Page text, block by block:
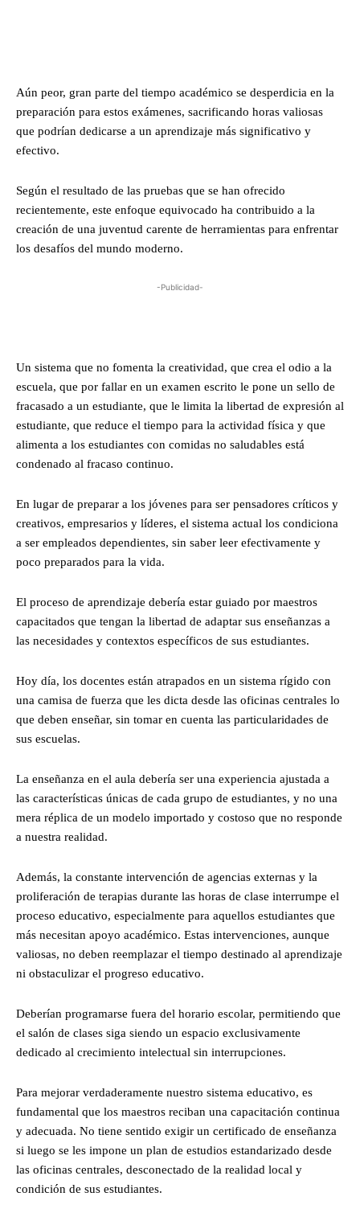
Aún peor, gran parte del tiempo académico se desperdicia en la
preparación para estos exámenes, sacrificando horas valiosas
que podrían dedicarse a un aprendizaje más significativo y
efectivo.
Según el resultado de las pruebas que se han ofrecido
recientemente, este enfoque equivocado ha contribuido a la
creación de una juventud carente de herramientas para enfrentar
los desafíos del mundo moderno.
-Publicidad-
Un sistema que no fomenta la creatividad, que crea el odio a la
escuela, que por fallar en un examen escrito le pone un sello de
fracasado a un estudiante, que le limita la libertad de expresión al
estudiante, que reduce el tiempo para la actividad física y que
alimenta a los estudiantes con comidas no saludables está
condenado al fracaso continuo.
En lugar de preparar a los jóvenes para ser pensadores críticos y
creativos, empresarios y líderes, el sistema actual los condiciona
a ser empleados dependientes, sin saber leer efectivamente y
poco preparados para la vida.
El proceso de aprendizaje debería estar guiado por maestros
capacitados que tengan la libertad de adaptar sus enseñanzas a
las necesidades y contextos específicos de sus estudiantes.
Hoy día, los docentes están atrapados en un sistema rígido con
una camisa de fuerza que les dicta desde las oficinas centrales lo
que deben enseñar, sin tomar en cuenta las particularidades de
sus escuelas.
La enseñanza en el aula debería ser una experiencia ajustada a
las características únicas de cada grupo de estudiantes, y no una
mera réplica de un modelo importado y costoso que no responde
a nuestra realidad.
Además, la constante intervención de agencias externas y la
proliferación de terapias durante las horas de clase interrumpe el
proceso educativo, especialmente para aquellos estudiantes que
más necesitan apoyo académico. Estas intervenciones, aunque
valiosas, no deben reemplazar el tiempo destinado al aprendizaje
ni obstaculizar el progreso educativo.
Deberían programarse fuera del horario escolar, permitiendo que
el salón de clases siga siendo un espacio exclusivamente
dedicado al crecimiento intelectual sin interrupciones.
Para mejorar verdaderamente nuestro sistema educativo, es
fundamental que los maestros reciban una capacitación continua
y adecuada. No tiene sentido exigir un certificado de enseñanza
si luego se les impone un plan de estudios estandarizado desde
las oficinas centrales, desconectado de la realidad local y
condición de sus estudiantes.